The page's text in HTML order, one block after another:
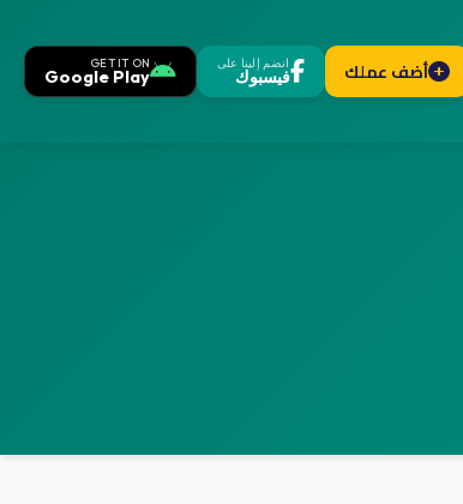
أضف عملك انضم إلينا على
فيسبوك
GET IT ON
Google Play